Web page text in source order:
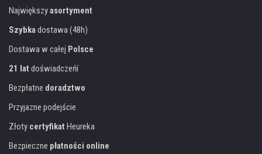
Największyasortyment
Szybkadostawa (48h)
Dostawa w całej Polsce
21 lat doświadczeńí
Bezpłatne doradztwo
Przyjazne podejście
Złoty certyfikat Heureka
Bezpieczne płatności online